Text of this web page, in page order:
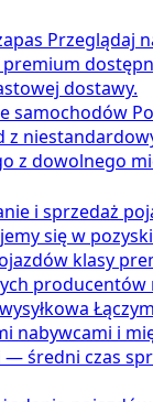
Przeglądaj
dostawy.
samochodów
z
z dowolnego
i sprzedaż
się w
klasy
producentów
nabywcami i
średni czas